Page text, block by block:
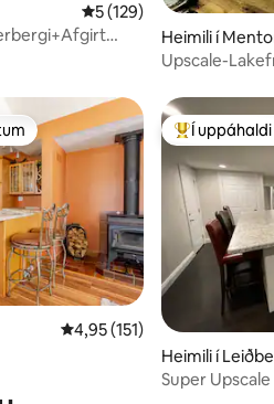
5 af 5 í meðaleinkunn,
5 (129)
Heimili í
Upscale-
4,95 af 5 í meðaleinkunn,
4,95 (151)
Í mestu
Í
Heimili í
Super Upscale